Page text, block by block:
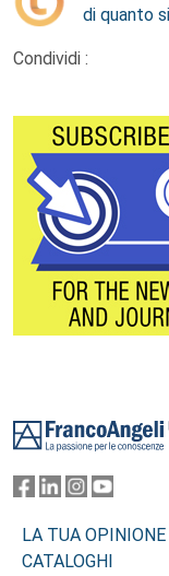
di quanto
Condividi :
LA TUA OPINIONE
CATALOGHI